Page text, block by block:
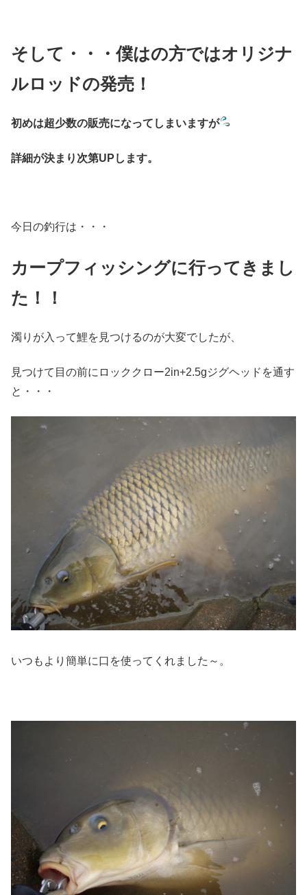
そして・・・僕はの方ではオリジナ
ルロッドの発売！
初めは超少数の販売になってしまいますが
詳細が決まり次第UPします。
今日の釣行は・・・
カープフィッシングに行ってきまし
た！！
濁りが入って鯉を見つけるのが大変でしたが、
見つけて目の前にロッククロー2in+2.5gジグヘッドを通す
と・・・
いつもより簡単に口を使ってくれました～。